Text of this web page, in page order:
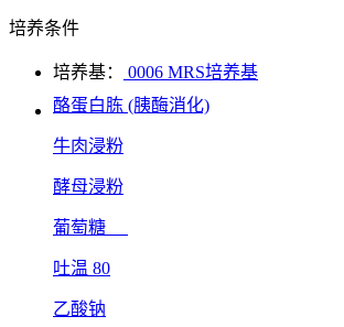
培养条件
培养基：
0006 MRS培养基
酪蛋白胨 (胰酶消化)
牛肉浸粉
酵母浸粉
葡萄糖
吐温 80
乙酸钠